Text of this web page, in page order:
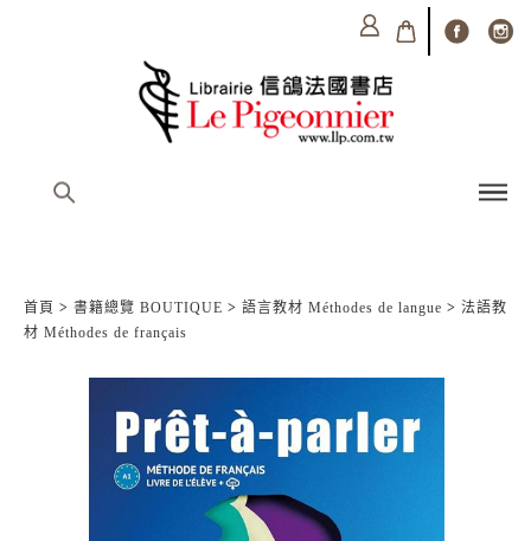
首頁 > 書籍總覽 BOUTIQUE > 語言教材 Méthodes de langue > 法語教
材 Méthodes de français